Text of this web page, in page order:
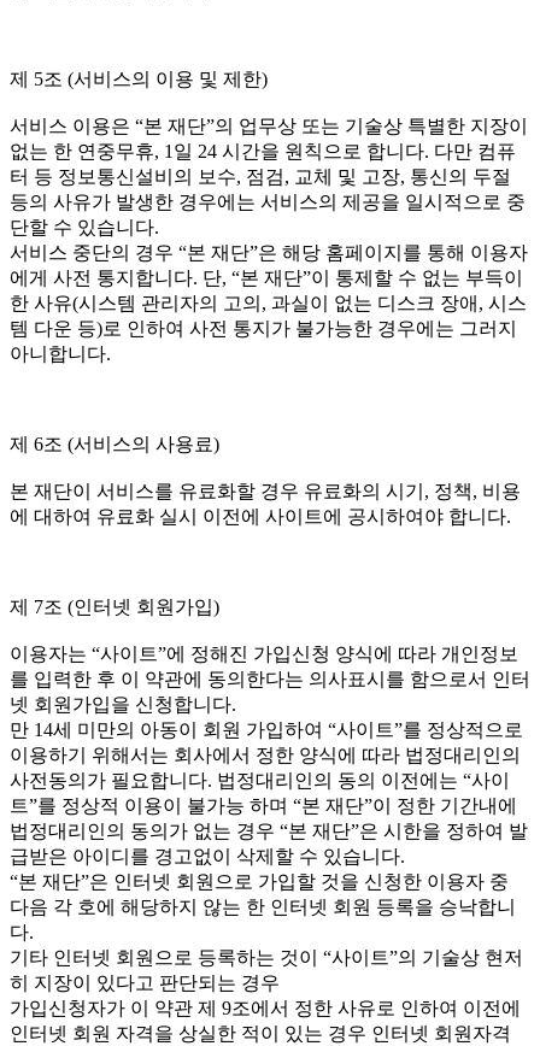
제 5조 (서비스의 이용 및 제한)
서비스 이용은 “본 재단”의 업무상 또는 기술상 특별한 지장이
없는 한 연중무휴, 1일 24 시간을 원칙으로 합니다. 다만 컴퓨
터 등 정보통신설비의 보수, 점검, 교체 및 고장, 통신의 두절
등의 사유가 발생한 경우에는 서비스의 제공을 일시적으로 중
단할 수 있습니다.
서비스 중단의 경우 “본 재단”은 해당 홈페이지를 통해 이용자
에게 사전 통지합니다. 단, “본 재단”이 통제할 수 없는 부득이
한 사유(시스템 관리자의 고의, 과실이 없는 디스크 장애, 시스
템 다운 등)로 인하여 사전 통지가 불가능한 경우에는 그러지
아니합니다.
제 6조 (서비스의 사용료)
본 재단이 서비스를 유료화할 경우 유료화의 시기, 정책, 비용
에 대하여 유료화 실시 이전에 사이트에 공시하여야 합니다.
제 7조 (인터넷 회원가입)
이용자는 “사이트”에 정해진 가입신청 양식에 따라 개인정보
를 입력한 후 이 약관에 동의한다는 의사표시를 함으로서 인터
넷 회원가입을 신청합니다.
만 14세 미만의 아동이 회원 가입하여 “사이트”를 정상적으로
이용하기 위해서는 회사에서 정한 양식에 따라 법정대리인의
사전동의가 필요합니다. 법정대리인의 동의 이전에는 “사이
트”를 정상적 이용이 불가능 하며 “본 재단”이 정한 기간내에
법정대리인의 동의가 없는 경우 “본 재단”은 시한을 정하여 발
급받은 아이디를 경고없이 삭제할 수 있습니다.
“본 재단”은 인터넷 회원으로 가입할 것을 신청한 이용자 중
다음 각 호에 해당하지 않는 한 인터넷 회원 등록을 승낙합니
다.
기타 인터넷 회원으로 등록하는 것이 “사이트”의 기술상 현저
히 지장이 있다고 판단되는 경우
가입신청자가 이 약관 제 9조에서 정한 사유로 인하여 이전에
인터넷 회원 자격을 상실한 적이 있는 경우 인터넷 회원자격